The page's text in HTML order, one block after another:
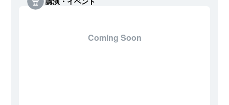
Coming Soon